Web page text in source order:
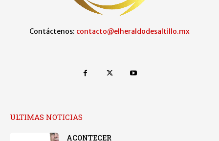
Contáctenos: contacto@elheraldodesaltillo.mx
ULTIMAS NOTICIAS
ACONTECER